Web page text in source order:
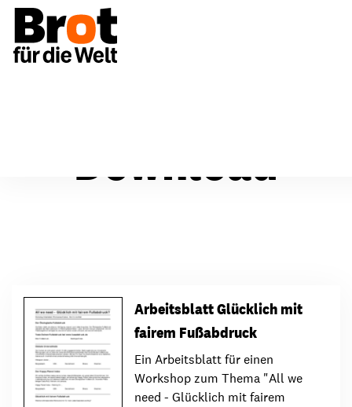
Download
Arbeitsblatt Glücklich mit
fairem Fußabdruck
Ein Arbeitsblatt für einen
Workshop zum Thema "All we
need - Glücklich mit fairem